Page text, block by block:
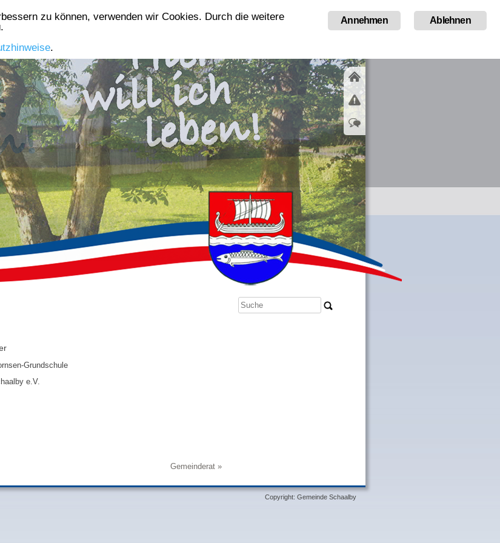
Aktuelles Gewerbe Vereine Tourismus
Grundschule
e.V.
Gemeinderat
Copyright: Gemeinde Schaalby
Ablehnen
Annehmen
zu können, verwenden wir Cookies. Durch die weitere
.